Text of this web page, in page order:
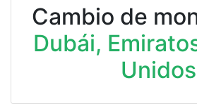
Cambio de
Dubái,
Unidos